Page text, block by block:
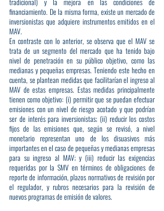
financiamiento. De la misma forma, existe un mercado de
inversionistas que adquiere instrumentos emitidos en el
MAV.
En contraste con lo anterior, se observa que el MAV se
trata de un segmento del mercado que ha tenido bajo
nivel de penetración en su público objetivo, como las
medianas y pequeñas empresas. Teniendo este hecho en
cuenta, se plantean medidas que facilitarían el ingreso al
MAV de estas empresas. Estas medidas principalmente
tienen como objetivo: (i) permitir que se puedan efectuar
emisiones con un nivel de riesgo acotado y que podrían
ser de interés para inversionistas; (ii) reducir los costos
fijos de las emisiones que, según se revisó, a nivel
monetario representan uno de los disuasivos más
importantes en el caso de pequeñas y medianas empresas
para su ingreso al MAV; y (iii) reducir las exigencias
requeridas por la SMV en términos de obligaciones de
reporte de información, plazos normativos de revisión por
el regulador, y rubros necesarios para la revisión de
nuevos programas de emisión de valores.